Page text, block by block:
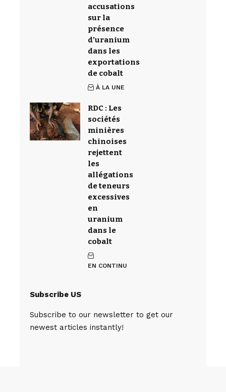
accusations
sur la
présence
d’uranium
dans les
exportations
de cobalt
À LA UNE
RDC : Les
sociétés
minières
chinoises
rejettent
les
allégations
de teneurs
excessives
en
uranium
dans le
cobalt
EN CONTINU
Subscribe US
Subscribe to our newsletter to get our
newest articles instantly!